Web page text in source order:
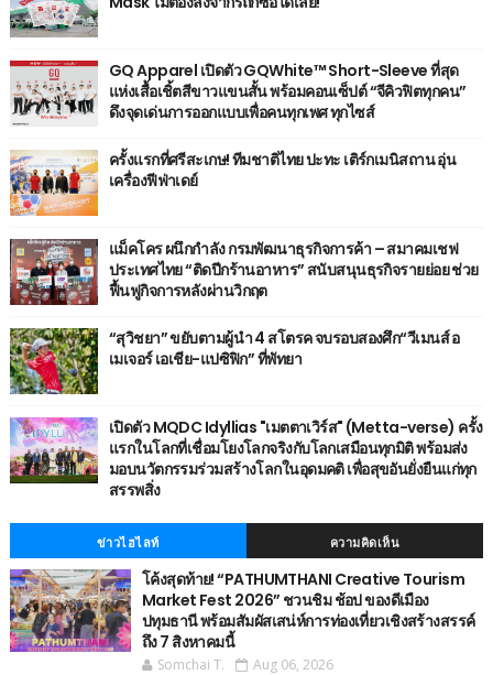
GQ Apparel เปิดตัว GQWhite™ Short-Sleeve ที่สุด
แห่งเสื้อเชิ้ตสีขาวแขนสั้น พร้อมคอนเซ็ปต์ “จีคิวฟิตทุกคน”
ดึงจุดเด่นการออกแบบเพื่อคนทุกเพศ ทุกไซส์
ครั้งแรกที่ศรีสะเกษ! ทีมชาติไทย ปะทะ เติร์กเมนิสถาน อุ่น
เครื่องฟีฟ่าเดย์
แม็คโคร ผนึกกำลัง กรมพัฒนาธุรกิจการค้า – สมาคมเชฟ
ประเทศไทย “ติดปีกร้านอาหาร” สนับสนุนธุรกิจรายย่อย ช่วย
ฟื้นฟูกิจการหลังผ่านวิกฤต
“สุวิชยา” ขยับตามผู้นำ 4 สโตรค จบรอบสองศึก“วีเมนส์ อ
เมเจอร์ เอเชีย-แปซิฟิก” ที่พัทยา
เปิดตัว MQDC Idyllias "เมตตาเวิร์ส" (Metta-verse) ครั้ง
แรกในโลกที่เชื่อมโยงโลกจริงกับโลกเสมือนทุกมิติ พร้อมส่ง
มอบนวัตกรรมร่วมสร้างโลกในอุดมคติ เพื่อสุขอันยั่งยืนแก่ทุก
สรรพสิ่ง
ข่าวไฮไลท์ ความคิดเห็น
โค้งสุดท้าย! “PATHUMTHANI Creative Tourism
Market Fest 2026” ชวนชิม ช้อป ของดีเมือง
ปทุมธานี พร้อมสัมผัสเสน่ห์การท่องเที่ยวเชิงสร้างสรรค์
ถึง 7 สิงหาคมนี้
Somchai T. Aug 06, 2026